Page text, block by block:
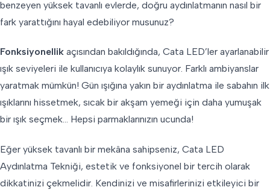
benzeyen yüksek tavanlı evlerde, doğru aydınlatmanın nasıl bir
fark yarattığını hayal edebiliyor musunuz?
Fonksiyonellik açısından bakıldığında, Cata LED’ler ayarlanabilir
ışık seviyeleri ile kullanıcıya kolaylık sunuyor. Farklı ambiyanslar
yaratmak mümkün! Gün ışığına yakın bir aydınlatma ile sabahın ilk
ışıklarını hissetmek, sıcak bir akşam yemeği için daha yumuşak
bir ışık seçmek… Hepsi parmaklarınızın ucunda!
Eğer yüksek tavanlı bir mekâna sahipseniz, Cata LED
Aydınlatma Tekniği, estetik ve fonksiyonel bir tercih olarak
dikkatinizi çekmelidir. Kendinizi ve misafirlerinizi etkileyici bir